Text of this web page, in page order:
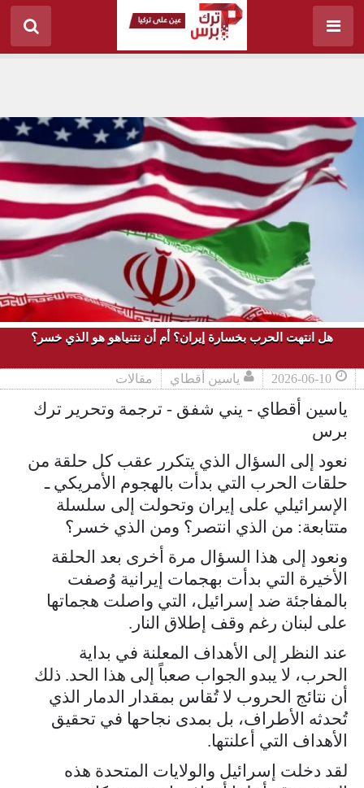
هل انتهت الحرب بخسارة إيران؟ أم أن نتنياهو هو الذي خسر؟
2026-06-10 ياسين أقطاي مقالات
ياسين أقطاي - يني شفق - ترجمة وتحرير ترك
برس
نعود إلى السؤال الذي يتكرر عقب كل حلقة من
حلقات الحرب التي بدأت بالهجوم الأمريكي ـ
الإسرائيلي على إيران وتحولت إلى سلسلة
متتابعة: من الذي انتصر؟ ومن الذي خسر؟
ونعود إلى هذا السؤال مرة أخرى بعد الحلقة
الأخيرة التي بدأت بهجمات إيرانية وُصفت
بالمفاجئة ضد إسرائيل، التي واصلت هجماتها
على لبنان رغم وقف إطلاق النار.
عند النظر إلى الأهداف المعلنة في بداية
الحرب، لا يبدو الجواب صعباً إلى هذا الحد. ذلك
أن نتائج الحروب لا تُقاس بمقدار الدمار الذي
تُحدثه الأطراف، بل بمدى نجاحها في تحقيق
الأهداف التي أعلنتها.
لقد دخلت إسرائيل والولايات المتحدة هذه